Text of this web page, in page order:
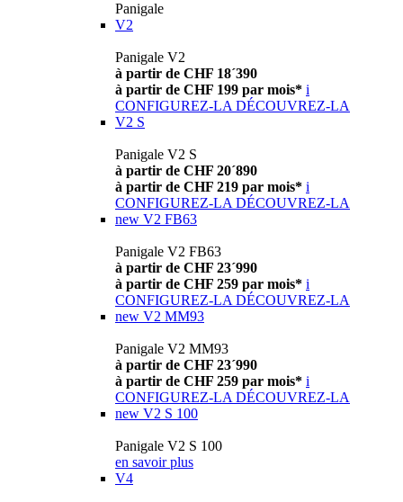
Panigale
V2
Panigale V2
à partir de CHF 18´390
à partir de CHF 199 par mois* i
CONFIGUREZ-LA DÉCOUVREZ-LA
V2 S
Panigale V2 S
à partir de CHF 20´890
à partir de CHF 219 par mois* i
CONFIGUREZ-LA DÉCOUVREZ-LA
new V2 FB63
Panigale V2 FB63
à partir de CHF 23´990
à partir de CHF 259 par mois* i
CONFIGUREZ-LA DÉCOUVREZ-LA
new V2 MM93
Panigale V2 MM93
à partir de CHF 23´990
à partir de CHF 259 par mois* i
CONFIGUREZ-LA DÉCOUVREZ-LA
new V2 S 100
Panigale V2 S 100
en savoir plus
V4